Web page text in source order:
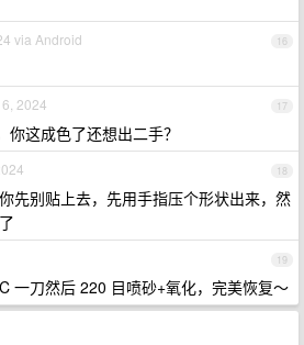
16
via Android
17
2024
你这成色了还想出二手？
18
先别贴上去，先用手指压个形状出来，然
19
一刀然后 220 目喷砂+氧化，完美恢复～